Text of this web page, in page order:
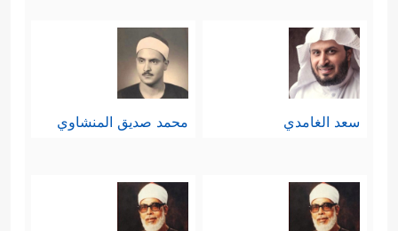
سعد الغامدي محمد صديق المنشاوي